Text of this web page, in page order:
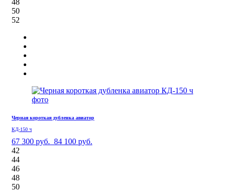
48
50
52
Черная короткая дубленка авиатор
КД-150 ч
67 300 руб. 84 100 руб.
42
44
46
48
50